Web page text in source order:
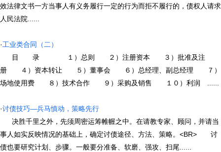
效法律文书一方当事人有义务履行一定的行为而拒不履行的，债权人请求
人民法院......
·工业类合同（二）
目 录 １）总则 ２）注册资本 ３）批准及注
册 ４）资本转让 ５）董事会 ６）总经理、副总经理 ７）
场地使用费 ８）技术合作 ９）采购及销售 １０）利润 ......
·讨债技巧—兵马慎动，策略先行
决胜千里之外，先须周密运筹帷幄之中。在请教专家、顾问，并请当
事人如实反映情况的基础上，确定讨债途径、方法、策略。<BR> 讨
债也要研究计划、步骤。一般要分准备、软磨、强攻、扫尾......